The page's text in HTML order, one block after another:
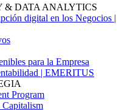
& DATA ANALYTICS
digital en los Negocios |
para la Empresa
| EMERITUS
Program
Capitalism